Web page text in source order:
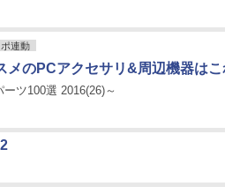
連動
メのPCアクセサリ&周辺機器は
ーツ100選 2016(26)～